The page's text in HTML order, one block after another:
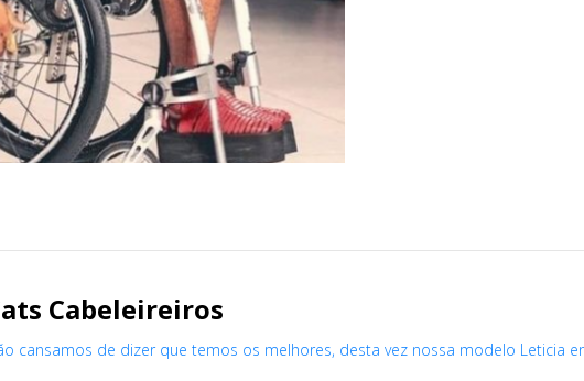
Cabeleireiros
cansamos de dizer que temos os melhores, desta vez nossa modelo Leticia